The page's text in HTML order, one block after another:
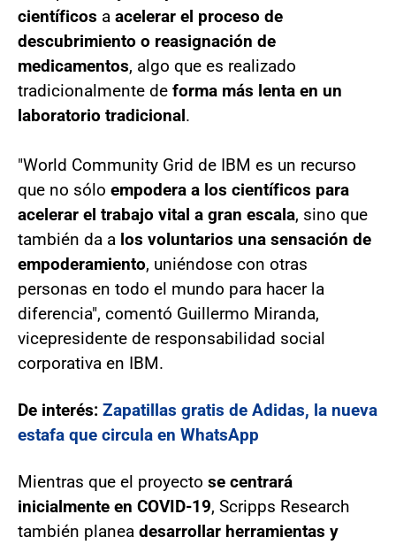
científicos a acelerar el proceso de
descubrimiento o reasignación de
medicamentos, algo que es realizado
tradicionalmente de forma más lenta en un
laboratorio tradicional.
"World Community Grid de IBM es un recurso
que no sólo empodera a los científicos para
acelerar el trabajo vital a gran escala, sino que
también da a los voluntarios una sensación de
empoderamiento, uniéndose con otras
personas en todo el mundo para hacer la
diferencia", comentó Guillermo Miranda,
vicepresidente de responsabilidad social
corporativa en IBM.
De interés: Zapatillas gratis de Adidas, la nueva
estafa que circula en WhatsApp
Mientras que el proyecto se centrará
inicialmente en COVID-19, Scripps Research
también planea desarrollar herramientas y